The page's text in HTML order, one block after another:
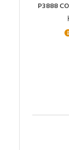
P3888